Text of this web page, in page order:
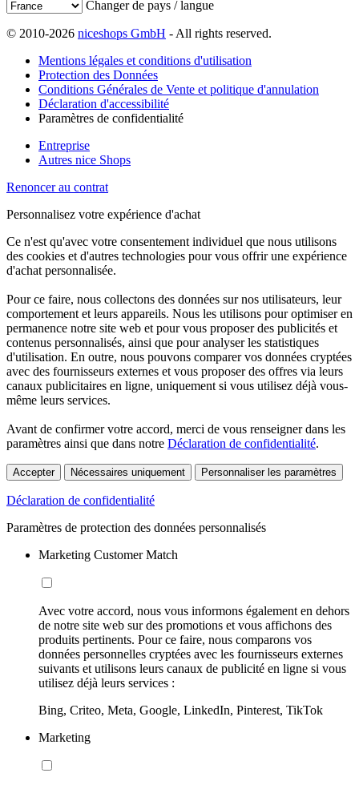
Changer de pays / langue
© 2010-2026 niceshops GmbH - All rights reserved.
Mentions légales et conditions d'utilisation
Protection des Données
Conditions Générales de Vente et politique d'annulation
Déclaration d'accessibilité
Paramètres de confidentialité
Entreprise
Autres nice Shops
Renoncer au contrat
Personnalisez votre expérience d'achat
Ce n'est qu'avec votre consentement individuel que nous utilisons
des cookies et d'autres technologies pour vous offrir une expérience
d'achat personnalisée.
Pour ce faire, nous collectons des données sur nos utilisateurs, leur
comportement et leurs appareils. Nous les utilisons pour optimiser en
permanence notre site web et pour vous proposer des publicités et
contenus personnalisés, ainsi que pour analyser les statistiques
d'utilisation. En outre, nous pouvons comparer vos données cryptées
avec des fournisseurs externes et vous proposer des offres via leurs
canaux publicitaires en ligne, uniquement si vous utilisez déjà vous-
même leurs services.
Avant de confirmer votre accord, merci de vous renseigner dans les
paramètres ainsi que dans notre Déclaration de confidentialité.
Accepter Nécessaires uniquement Personnaliser les paramètres
Déclaration de confidentialité
Paramètres de protection des données personnalisés
Marketing Customer Match
Avec votre accord, nous vous informons également en dehors
de notre site web sur des promotions et vous affichons des
produits pertinents. Pour ce faire, nous comparons vos
données personnelles cryptées avec les fournisseurs externes
suivants et utilisons leurs canaux de publicité en ligne si vous
utilisez déjà leurs services :
Bing, Criteo, Meta, Google, LinkedIn, Pinterest, TikTok
Marketing